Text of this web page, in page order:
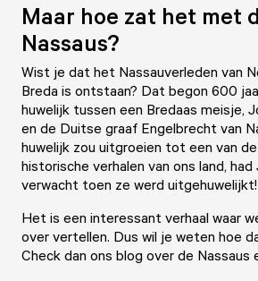
Maar hoe zat het met
Nassaus?
Wist je dat het Nassauverleden van
Breda is ontstaan? Dat begon 600
huwelijk tussen een Bredaas meisje,
en de Duitse graaf Engelbrecht van
huwelijk zou uitgroeien tot een van
historische verhalen van ons land,
verwacht toen ze werd uitgehuwelijkt!
Het is een interessant verhaal waar
over vertellen. Dus wil je weten hoe
Check dan ons blog over de Nassaus